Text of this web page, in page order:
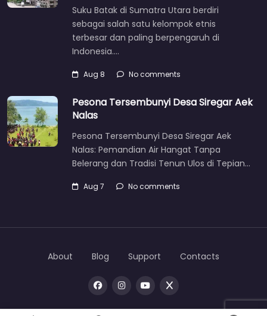
Suku Batak di Sumatra Utara berdiri
sebagai salah satu kelompok etnis
terbesar dan paling berpengaruh di
Indonesia.…
Aug 8 No comments
Pesona Tersembunyi Desa Siregar Aek
Nalas
Pesona Tersembunyi Desa Siregar Aek
Nalas: Pemandian Air Hangat Tanpa
Belerang dan Tradisi Tenun Ulos di Tepian…
Aug 7 No comments
About Blog Support Contacts